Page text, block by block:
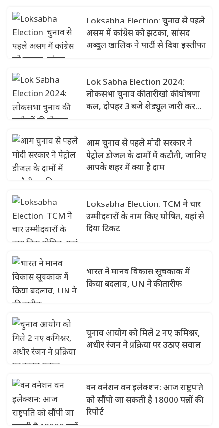
Loksabha Election: चुनाव से पहले
असम में कांग्रेस को झटका, सांसद
अब्दुल खालिक ने पार्टी से दिया इस्तीफा
Lok Sabha Election 2024:
लोकसभा चुनाव की तारीखों की घोषणा
कल, दोपहर 3 बजे शेड्यूल जारी कर
आम चुनाव से पहले मोदी सरकार ने
पेट्रोल डीजल के दामों में कटौती, जानिए
आपके शहर में क्या है दाम
Loksabha Election: TCM ने चार
उम्मीदवारों के नाम किए घोषित, यहां से
दिया टिकट
भारत ने मानव विकास सूचकांक में
किया बदलाव, UN ने की तारीफ
चुनाव आयोग को मिले 2 नए कमिश्नर,
अधीर रंजन ने प्रक्रिया पर उठाए सवाल
वन वनेशन वन इलेक्शन: आज राष्ट्रपति
को सौंपी जा सकती है 18000 पन्नों की
रिपोर्ट